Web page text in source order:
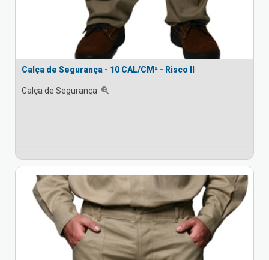
Calça de Segurança - 10 CAL/CM² - Risco II
Calça de Segurança